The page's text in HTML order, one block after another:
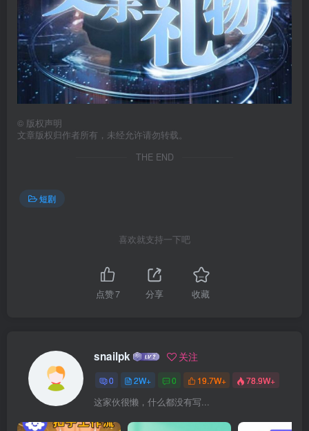
© 版权声明
文章版权归作者所有，未经允许请勿转载。
THE END
短剧
喜欢就支持一下吧
点赞7 分享 收藏
snailpk 关注
0 2W+ 0 19.7W+ 78.9W+
这家伙很懒，什么都没有写...